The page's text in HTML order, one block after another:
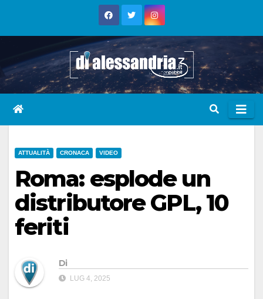
ATTUALITÀ CRONACA VIDEO
Roma: esplode un
distributore GPL, 10
feriti
Di
LUG 4, 2025